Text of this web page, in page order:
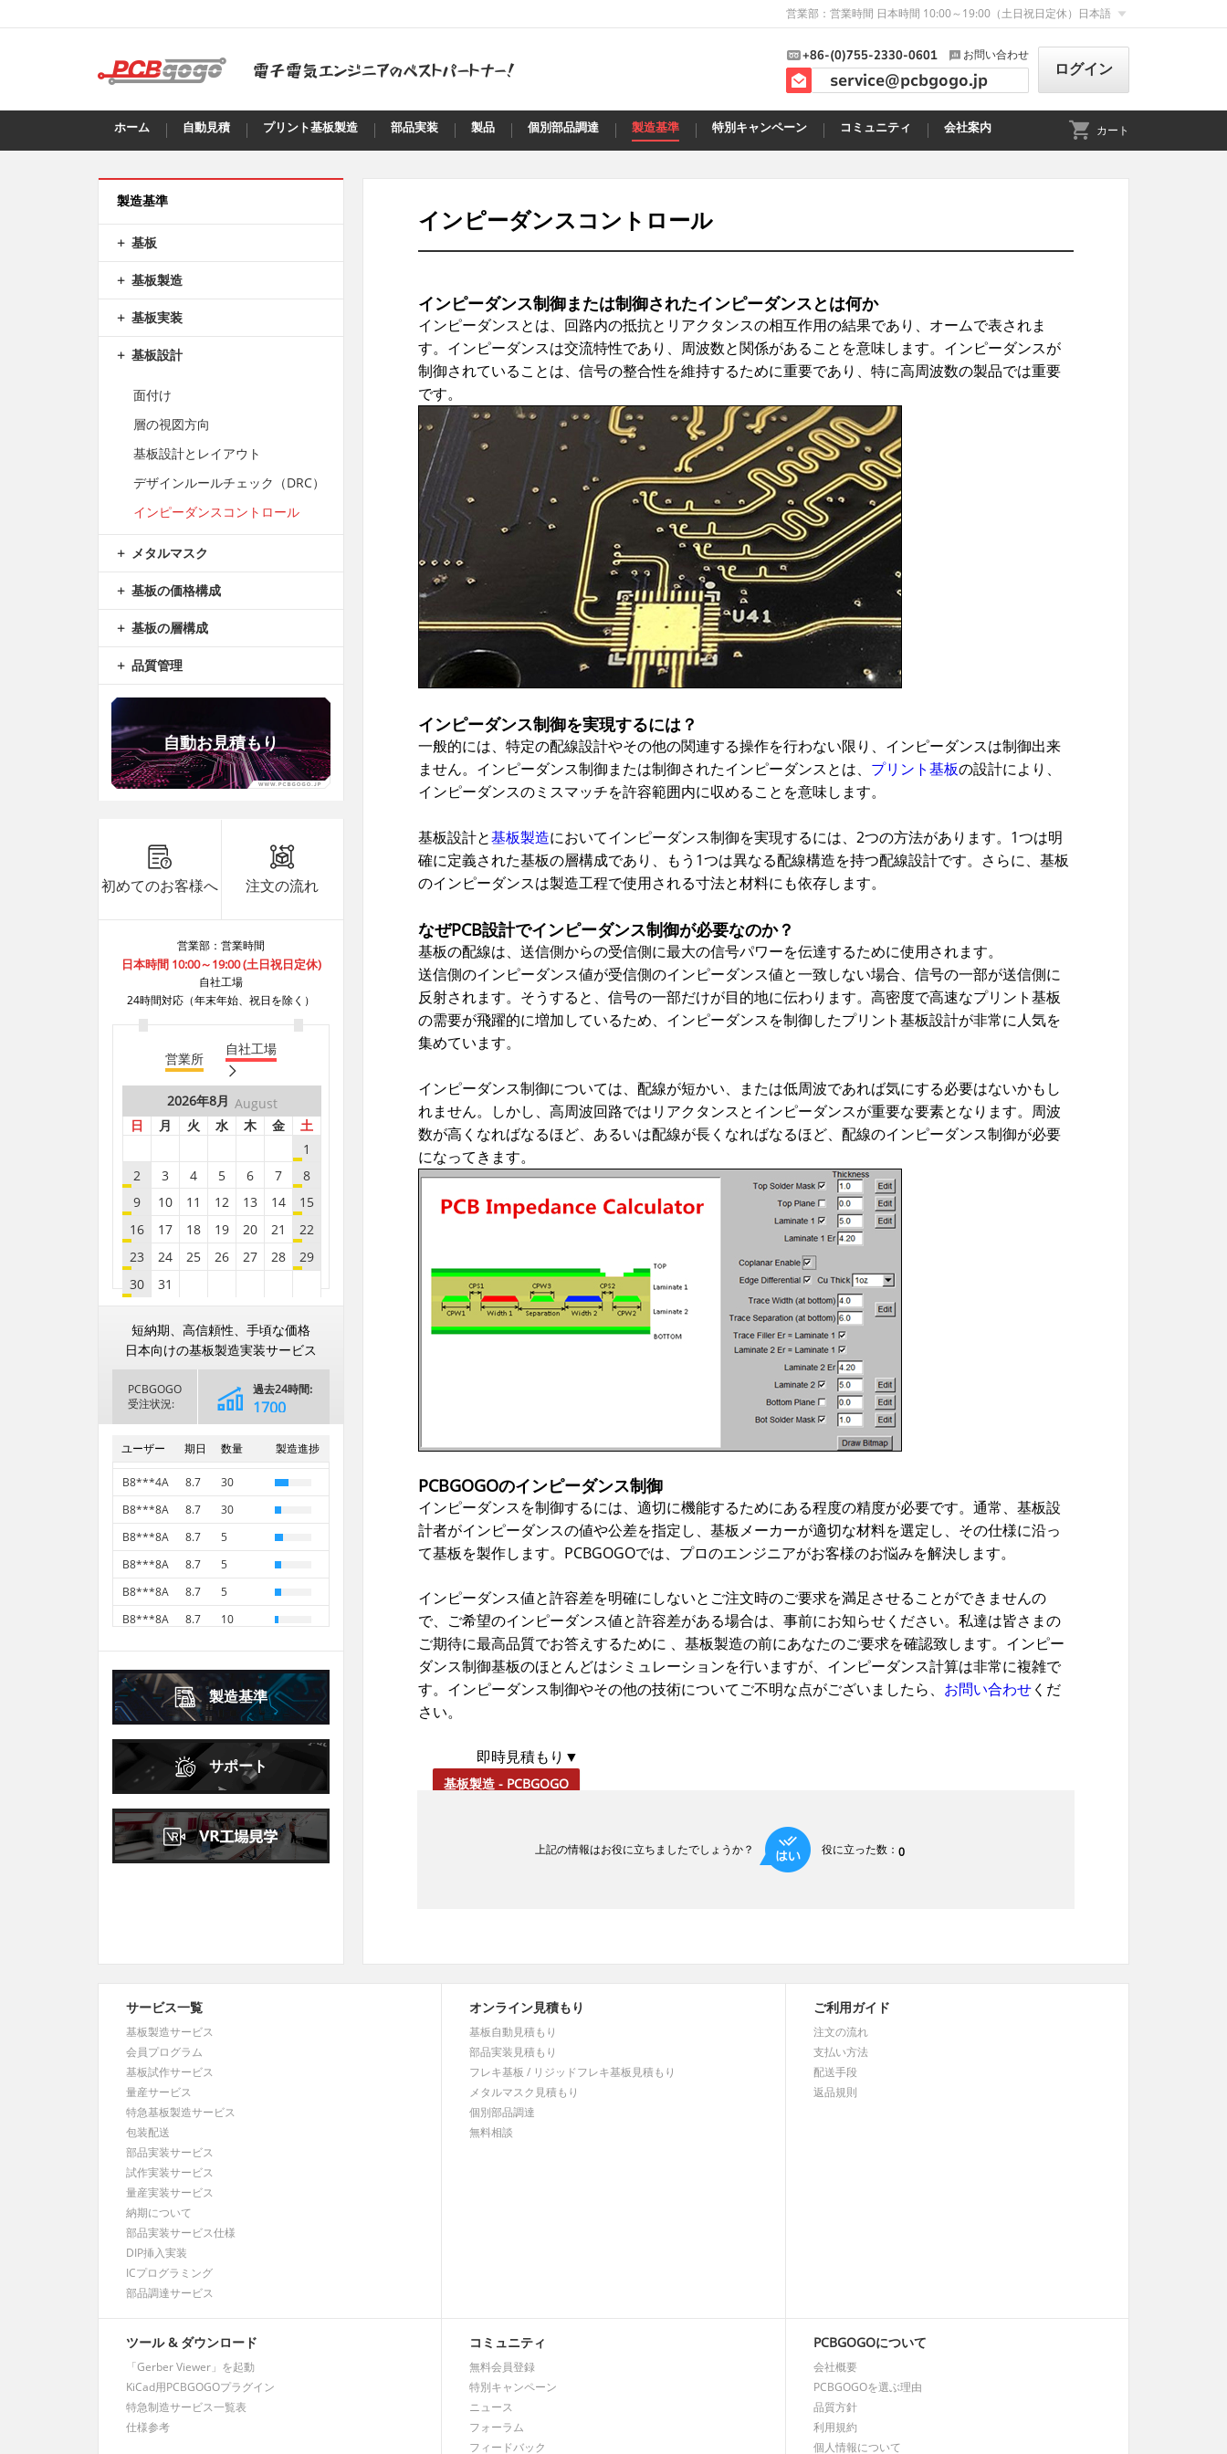
営業部：営業時間 日本時間 10:00～19:00（土日祝日定休） 日本語
+86-(0)755-2330-0601 お問い合わせ
service@pcbgogo.jp ログイン
ホーム 自動見積 プリント基板製造 部品実装 製品 個別部品調達 製造基準 特別キャンペーン コミュニティ 会社案内 カート
製造基準
基板
基板製造
基板実装
基板設計
面付け
層の視図方向
基板設計とレイアウト
デザインルールチェック（DRC）
インピーダンスコントロール
メタルマスク
基板の価格構成
基板の層構成
品質管理
自動お見積もり
初めてのお客様へ 注文の流れ
営業部：営業時間
日本時間 10:00～19:00 (土日祝日定休)
自社工場
24時間対応（年末年始、祝日を除く）
営業所
自社工場
2026年8月 August
日
月 火 水 木 金
土
1
2
3 4 5 6 7
8
9
10 11 12 13 14
15
16
17 18 19 20 21
22
23
24 25 26 27 28
29
30
31
日
月 火 水 木 金
土
1
2 3
5
6
7 9 10 11
12
13
14 15 16 17 18
19
20
21 22 23 25
26
27
28 29 30
2026年10月 October
日
月 火 水 木 金
土
1
2
3
4
5 6 7 8 9
10
25
26 27 28 29 30 31
2026年 8月
August
日
月 火 水 木 金
土
2
3 5 6 7
8
9
10 11 12 13 14
15
16
17 18 19 21
22
23
24 25 26 28
30
31
2026年9月
September
日
月 火 水 金
1
2 3 4
5
6
7 8 9 11
20
21 22 23 24 25
26
27
28 29 30
2026年10月
October
火 水 木
1
2
3
4
5 6 7 8 9
10
11
12 13 14 15 16
17
短納期、高信頼性、手頃な価格
日本向けの基板製造実装サービス
PCBGOGO
受注状況:
過去24時間:
2787
過去30日間
68878
ユーザー 期日 数量 製造進捗
5
B8***8A
B8***1A
B8***0A
8.7
30
8.7
30
B8***8A
8.7
5
B8***8A
B8***8A
8.7
5
B8***8A
8.7
10
B8***8A
8.7
10
B8***8A
8.7
5
B8***8A
8.7
5
B8***8A
8.7
20
B8***8A
8.7
5
B8***8A
B8***8A
8.7
5
B8***8A
8.7
50
B8***8A
5
B8***0A
8.7
40
B8***0A
8.7
5
B8***4A
8.7
30
B8***8A
8.7
30
B8***8A
8.7
5
B8***8A
8.7
5
B8***8A
8.7
5
製造基準
サポート
インピーダンスコントロール
インピーダンス制御または制御されたインピーダンスとは何か
インピーダンスとは、回路内の抵抗とリアクタンスの相互作用の結果であり、オームで表されま
す。インピーダンスは交流特性であり、周波数と関係があることを意味します。インピーダンスが
制御されていることは、信号の整合性を維持するために重要であり、特に高周波数の製品では重要
です。
インピーダンス制御を実現するには？
一般的には、特定の配線設計やその他の関連する操作を行わない限り、インピーダンスは制御出来
ません。インピーダンス制御または制御されたインピーダンスとは、 プリント基板の設計により、
インピーダンスのミスマッチを許容範囲内に収めることを意味します。
基板設計と基板製造においてインピーダンス制御を実現するには、2つの方法があります。1つは明
確に定義された基板の層構成であり、もう1つは異なる配線構造を持つ配線設計です。さらに、基板
のインピーダンスは製造工程で使用される寸法と材料にも依存します。
なぜPCB設計でインピーダンス制御が必要なのか？
基板の配線は、送信側からの受信側に最大の信号パワーを伝達するために使用されます。
送信側のインピーダンス値が受信側のインピーダンス値と一致しない場合、信号の一部が送信側に
反射されます。そうすると、信号の一部だけが目的地に伝わります。高密度で高速なプリント基板
の需要が飛躍的に増加しているため、インピーダンスを制御したプリント基板設計が非常に人気を
集めています。
インピーダンス制御については、配線が短かい、または低周波であれば気にする必要はないかもし
れません。しかし、高周波回路ではリアクタンスとインピーダンスが重要な要素となります。周波
数が高くなればなるほど、あるいは配線が長くなればなるほど、配線のインピーダンス制御が必要
になってきます。
PCBGOGOのインピーダンス制御
インピーダンスを制御するには、適切に機能するためにある程度の精度が必要です。通常、基板設
計者がインピーダンスの値や公差を指定し、基板メーカーが適切な材料を選定し、その仕様に沿っ
て基板を製作します。PCBGOGOでは、プロのエンジニアがお客様のお悩みを解決します。
インピーダンス値と許容差を明確にしないとご注文時のご要求を満足させることができませんの
で、ご希望のインピーダンス値と許容差がある場合は、事前にお知らせください。私達は皆さまの
ご期待に最高品質でお答えするために 、基板製造の前にあなたのご要求を確認致します。インピー
ダンス制御基板のほとんどはシミュレーションを行いますが、インピーダンス計算は非常に複雑で
す。インピーダンス制御やその他の技術についてご不明な点がございましたら、 お問い合わせくだ
さい。
即時見積もり▼
基板製造 - PCBGOGO
上記の情報はお役に立ちましたでしょうか？ 役に立った数： 0
サービス一覧
基板製造サービス
会員プログラム
基板試作サービス
量産サービス
特急基板製造サービス
包装配送
部品実装サービス
試作実装サービス
量産実装サービス
納期について
部品実装サービス仕様
DIP挿入実装
ICプログラミング
部品調達サービス
オンライン見積もり
基板自動見積もり
部品実装見積もり
フレキ基板 / リジッドフレキ基板見積もり
メタルマスク見積もり
個別部品調達
無料相談
ご利用ガイド
注文の流れ
支払い方法
配送手段
返品規則
ツール & ダウンロード
「Gerber Viewer」を起動
KiCad用PCBGOGOプラグイン
特急制造サービス一覧表
仕様参考
コミュニティ
無料会員登録
特別キャンペーン
ニュース
フォーラム
フィードバック
PCBGOGOについて
会社概要
PCBGOGOを選ぶ理由
品質方針
利用規約
個人情報について